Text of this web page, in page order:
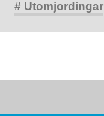
# Utomjordingar